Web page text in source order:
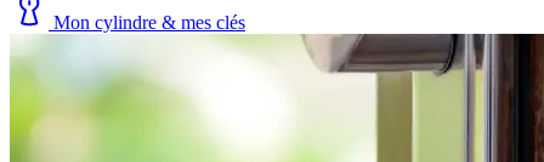
Mon cylindre & mes clés